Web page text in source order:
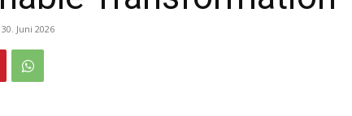
30. Juni 2026